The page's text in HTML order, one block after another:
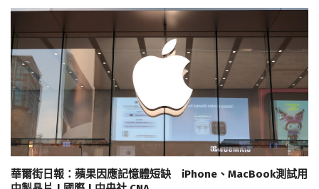
華爾街日報：蘋果因應記憶體短缺 iPhone、MacBook測試用